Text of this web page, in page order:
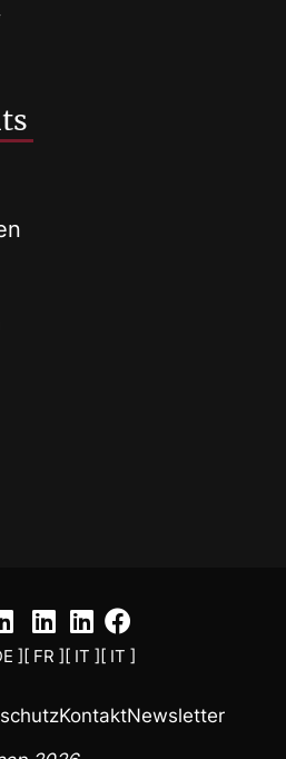
][ FR ][ IT ][ IT ]
KontaktNewsletter